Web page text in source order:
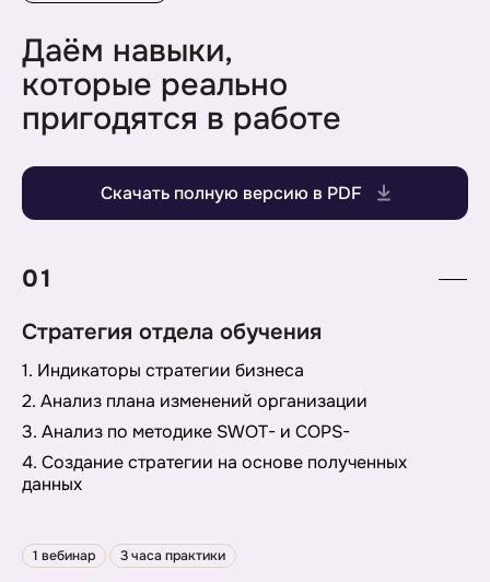
Даём навыки,
которые реально
пригодятся в работе
Скачать полную версию в PDF
01
Стратегия отдела обучения
1. Индикаторы стратегии бизнеса
2. Анализ плана изменений организации
3. Анализ по методике SWOT- и COPS-
4. Создание стратегии на основе полученных
данных
1 вебинар 3 часа практики